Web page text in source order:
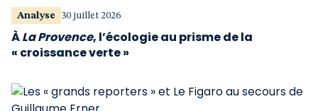
Analyse 30 juillet 2026
ÀLa Provence, l’écologie au prisme de la
« croissance verte »